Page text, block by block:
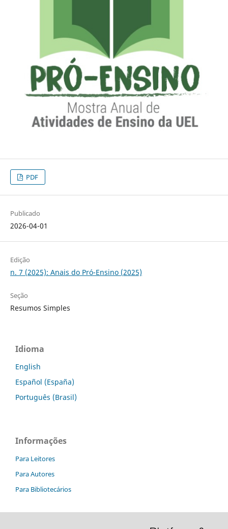
PDF
Publicado
2026-04-01
Edição
n. 7 (2025): Anais do Pró-Ensino (2025)
Seção
Resumos Simples
Idioma
English
Español (España)
Português (Brasil)
Informações
Para Leitores
Para Autores
Para Bibliotecários